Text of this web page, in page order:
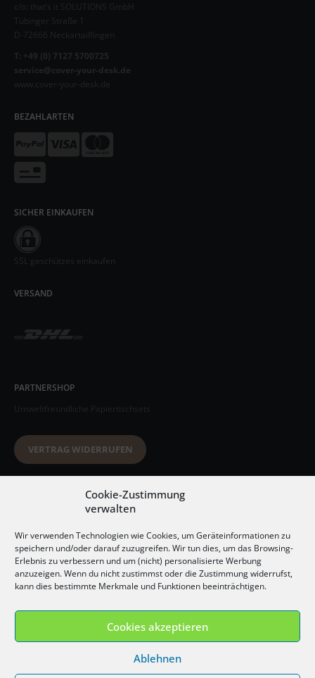
Cookie-Zustimmung
verwalten
Wir verwenden Technologien wie Cookies, um Geräteinformationen zu
speichern und/oder darauf zuzugreifen. Wir tun dies, um das Browsing-
Erlebnis zu verbessern und um (nicht) personalisierte Werbung
anzuzeigen. Wenn du nicht zustimmst oder die Zustimmung widerrufst,
kann dies bestimmte Merkmale und Funktionen beeinträchtigen.
Cookies akzeptieren
Ablehnen
c/o: that’s it SOLUTIONS GmbH
Tübinger Straße 1
D-72666 Neckartailfingen
T: +49 (0) 7127 5700725
service@cover-your-desk.de
www.cover-your-desk.de
BEZAHLARTEN
SICHER EINKAUFEN
SSL geschützes einkaufen
VERSAND
PARTNERSHOP
Umweltfreundliche Papiertischsets
VERTRAG WIDERRUFEN
Datenschutzerklärung
Impressum
Widerrufsbelehrung
Versandkosten